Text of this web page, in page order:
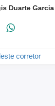
Duarte Garcia
corretor